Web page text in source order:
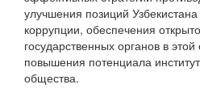
улучшения позиций
коррупции, обеспечения
государственных органов в
повышения потенциала
общества.